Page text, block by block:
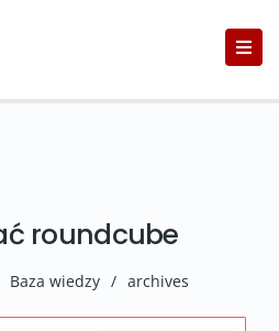
roundcube
Baza wiedzy / archives